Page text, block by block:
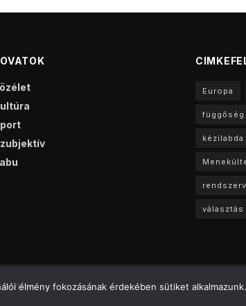
Europa
függőség
kézilabda
választás
portáljaélmény fokozásának érdekében sütiket